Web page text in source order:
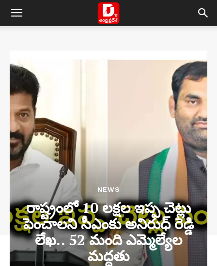
NEWS
రాష్ట్రంలో 10 లక్షల ఇప్ప చెట్లు
పెంచాలని సీఎంకు అనిరుధ్ రెడ్డి
లేఖ.. 52 మంది ఎమ్మెల్యేల
మద్దతు